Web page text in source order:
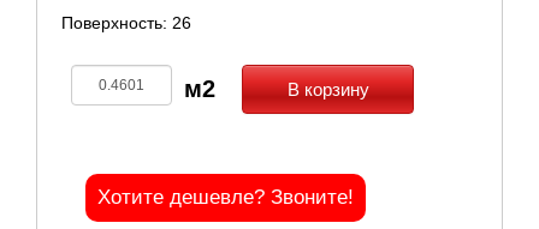
Поверхность: 26
В корзину
Хотите дешевле? Звоните!